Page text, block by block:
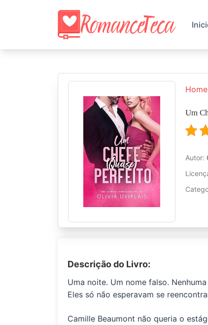
Home
Um
Autor:
Descrição do Livro:
Uma noite. Um nome falso.
Eles só não esperavam se
Camille Beaumont não queria o